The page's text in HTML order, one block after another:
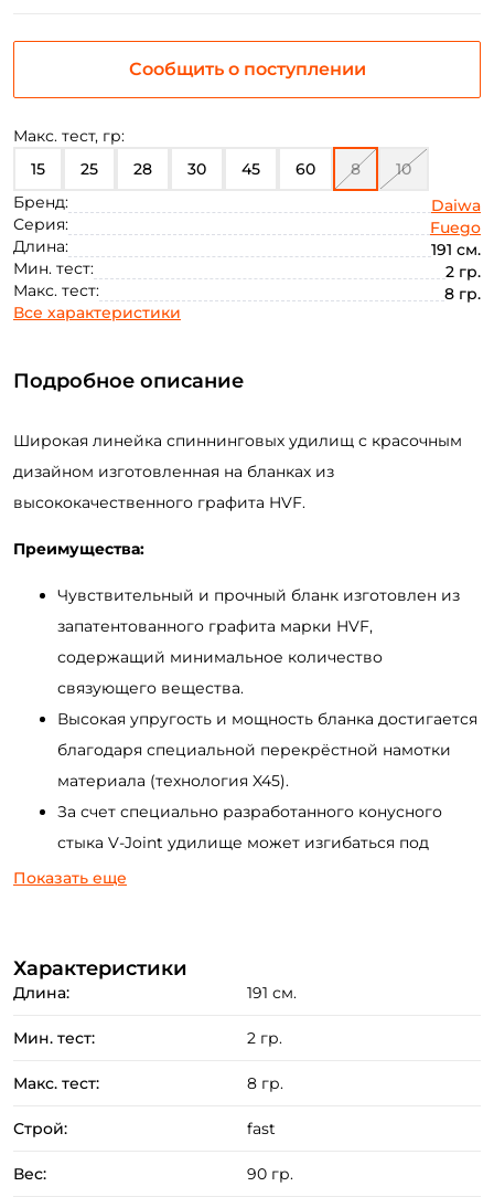
Макс. тест, гр:
15
25 28 30 45 60 8
10
Бренд:
Daiwa
Серия:
Fuego
Длина:
191 см.
Мин. тест:
2 гр.
Макс. тест:
8 гр.
Все характеристики
Сообщить о поступлении
Подробное описание
Широкая линейка спиннинговых удилищ с красочным
дизайном изготовленная на бланках из
высококачественного графита HVF.
Преимущества:
Чувствительный и прочный бланк изготовлен из
запатентованного графита марки HVF,
содержащий минимальное количество
связующего вещества.
Высокая упругость и мощность бланка достигается
благодаря специальной перекрёстной намотки
материала (технология X45).
За счет специально разработанного конусного
стыка V-Joint удилище может изгибаться под
критическими углами не теряя своего
достигается за счет информативной solid
вершинки.
Удилище оснащено лёгкими одноопорными
Разнесённая рукоять эргономичной формы
изготовленная из материала EVA.
с традиционным высочайшим качеством фирмы
Показать еще
Характеристики
Длина: 191 см.
Мин. тест: 2 гр.
Макс. тест: 8 гр.
Строй: fast
Вес: 90 гр.